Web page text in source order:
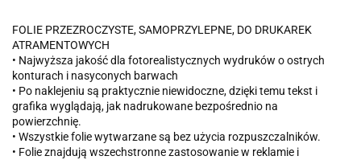
FOLIE PRZEZROCZYSTE, SAMOPRZYLEPNE, DO DRUKAREK
ATRAMENTOWYCH
• Najwyższa jakość dla fotorealistycznych wydruków o ostrych
konturach i nasyconych barwach
• Po naklejeniu są praktycznie niewidoczne, dzięki temu tekst i
grafika wyglądają, jak nadrukowane bezpośrednio na
powierzchnię.
• Wszystkie folie wytwarzane są bez użycia rozpuszczalników.
• Folie znajdują wszechstronne zastosowanie w reklamie i